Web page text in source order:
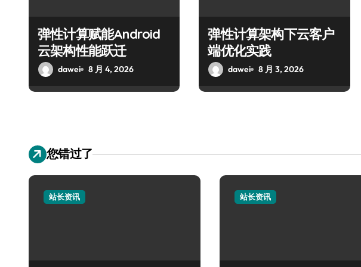
弹性计算赋能Android
云架构性能跃迁
dawei 8 月 4, 2026
弹性计算架构下云客户
端优化实践
dawei 8 月 3, 2026
您错过了
站长资讯 站长资讯